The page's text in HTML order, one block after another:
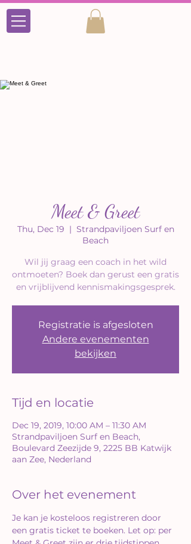
Meet & Greet
Thu, Dec 19
  |
Strandpaviljoen Surf en
Beach
Wil jij graag een coach in het wild
ontmoeten? Boek dan gerust een gratis
en vrijblijvend kennismakingsgesprek.
Registratie is afgesloten
Andere evenementen
bekijken
Tijd en locatie
Dec 19, 2019, 10:00 AM – 11:30 AM
Strandpaviljoen Surf en Beach,
Boulevard Zeezijde 9, 2225 BB Katwijk
aan Zee, Nederland
Over het evenement
Je kan je kosteloos registreren door
een gratis ticket te boeken. Let op: per